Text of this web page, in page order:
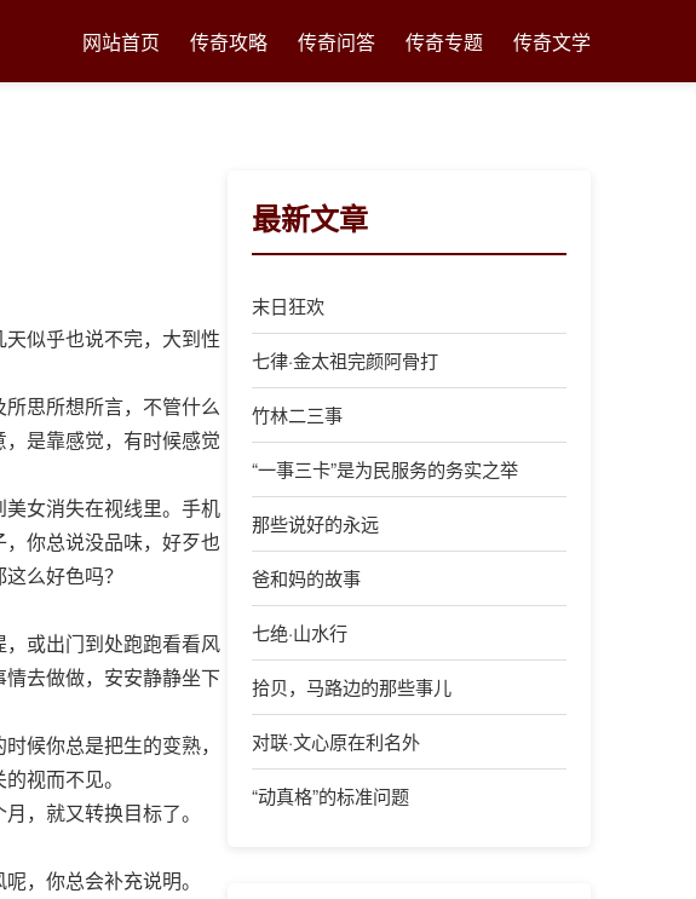
网站首页 传奇攻略 传奇问答 传奇专题 传奇文学
似乎也说不完，大到性
思所想所言，不管什么
是靠感觉，有时候感觉
女消失在视线里。手机
你总说没品味，好歹也
么好色吗？
或出门到处跑跑看看风
去做做，安安静静坐下
候你总是把生的变熟，
视而不见。
，就又转换目标了。
，你总会补充说明。
最新文章
末日狂欢
七律·金太祖完颜阿骨打
竹林二三事
“一事三卡”是为民服务的务实之举
那些说好的永远
爸和妈的故事
七绝·山水行
拾贝，马路边的那些事儿
对联·文心原在利名外
“动真格”的标准问题